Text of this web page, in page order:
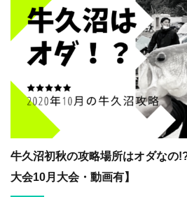
牛久沼初秋の攻略場所はオダなの
大会10月大会・動画有】